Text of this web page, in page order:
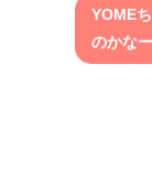
YOME
のかな